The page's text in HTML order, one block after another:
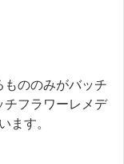
ののみがバッチ
チフラワーレメデ
ます。